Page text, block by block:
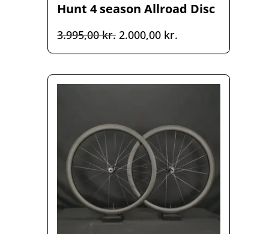
Hunt 4 season Allroad Disc
3.995,00kr. Den
oprindelige
var:
2.000,00 kr.Den
aktuelle
er: